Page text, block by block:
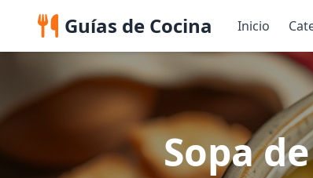
Guías de Cocina Inicio
Sopa